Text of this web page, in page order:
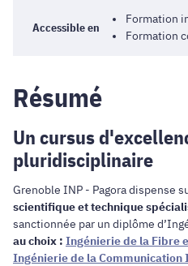
Accessible en
Formation
Formation
Résumé
Un cursus
pluridisciplinaire
Grenoble INP - Pagora dispense
scientifique et technique
sanctionnée par un diplôme
au choix : Ingénierie de la Fibre
Ingénierie de la